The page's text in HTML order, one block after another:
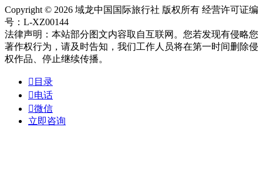
Copyright © 2026 域龙中国国际旅行社 版权所有 经营许可证编
号：L-XZ00144
法律声明：本站部分图文内容取自互联网。您若发现有侵略您
著作权行为，请及时告知，我们工作人员将在第一时间删除侵
权作品、停止继续传播。
 目录
电话
微信
立即咨询